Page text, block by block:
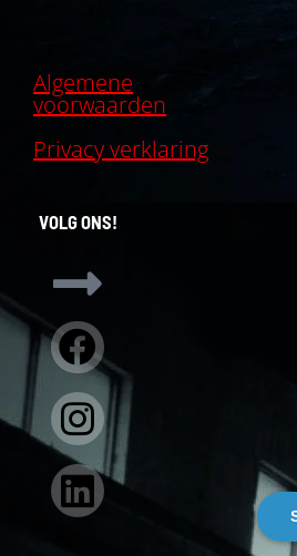
Algemene
voorwaarden
Privacy verklaring
VOLG ONS!
Facebook
Instagram
Linkedin